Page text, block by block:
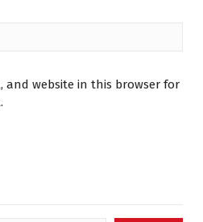
and website in this browser for